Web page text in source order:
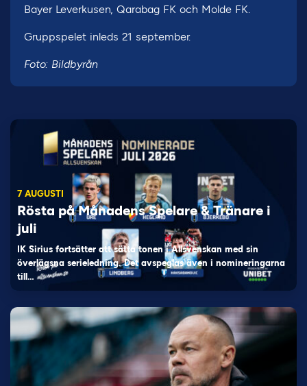
Bayer Leverkusen, Qarabag FK och Molde FK.
Gruppspelet inleds 21 september.
Foto: Bildbyrån
7 AUGUSTI
Rösta på Månadens Spelare & Tränare i
juli
IK Sirius fortsätter att sätta tonen i Allsvenskan med sin
överlägsna serieledning. Det avspeglas även i nomineringarna
till…